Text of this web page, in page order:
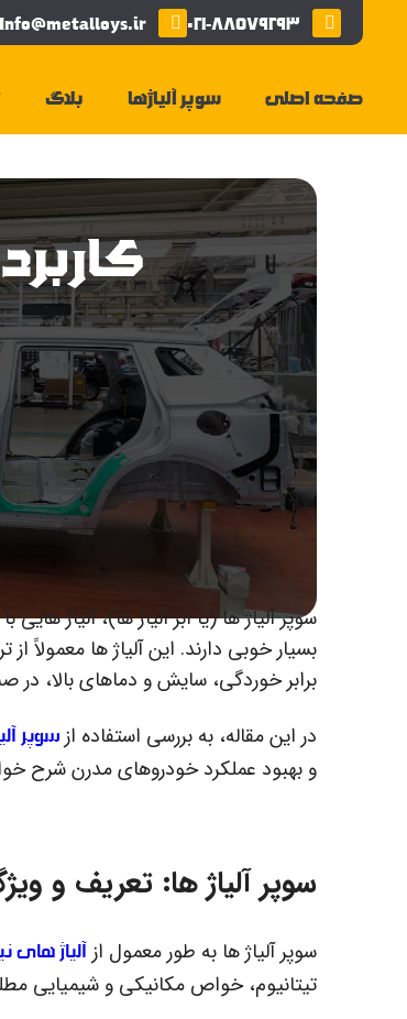
۰۲۱-۸۸۵۷۹۲۹۳ Info@metalloys.ir
صفحه اصلی سوپر آلیاژها بلاگ
سوپر آلیاژ ها (یا ابر آلیاژ ها)، آلیاژ
بسیار خوبی دارند. این آلیاژ ها
برابر خوردگی، سایش و دماهای بالا،
در این مقاله، به بررسی استفاده از سوپر
و بهبود عملکرد خودروهای مدرن شرح
سوپر آلیاژ ها: تعریف و
سوپر آلیاژ ها به طور معمول از آلیاژ های
تیتانیوم، خواص مکانیکی و شیمیایی